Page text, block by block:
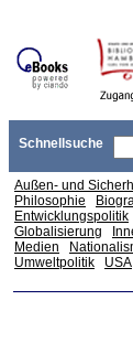
Schnellsuche
Außen- und
Philosophie
Entwicklungspolitik
Globalisierung
Medien
Umweltpolitik
USA